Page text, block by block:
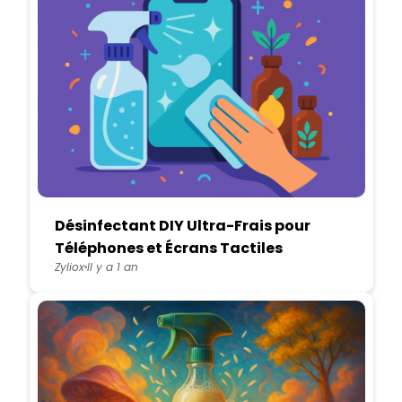
Désinfectant DIY Ultra-Frais pour
Téléphones et Écrans Tactiles
ZylioxIl y a 1 an